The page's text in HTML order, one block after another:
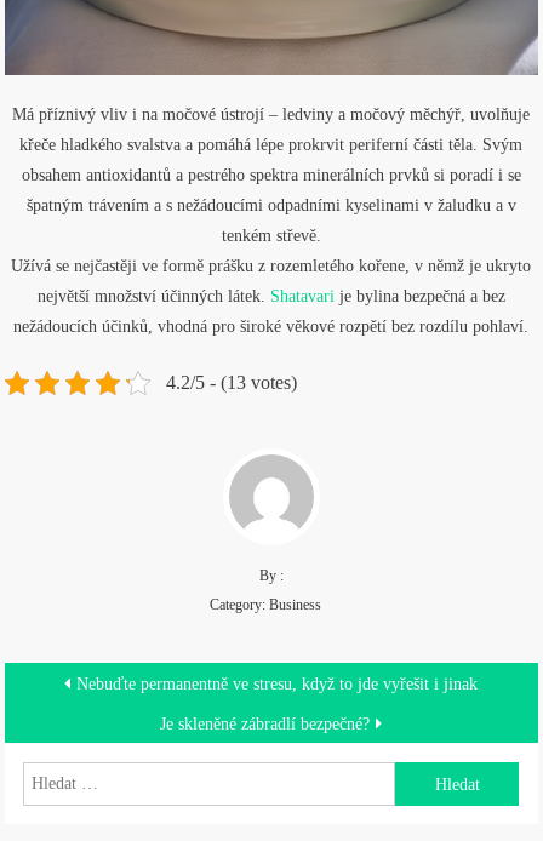
Má příznivý vliv i na močové ústrojí – ledviny a močový měchýř, uvolňuje
křeče hladkého svalstva a pomáhá lépe prokrvit periferní části těla. Svým
obsahem antioxidantů a pestrého spektra minerálních prvků si poradí i se
špatným trávením a s nežádoucími odpadními kyselinami v žaludku a v
tenkém střevě.
Užívá se nejčastěji ve formě prášku z rozemletého kořene, v němž je ukryto
největší množství účinných látek. Shatavarije bylina bezpečná a bez
nežádoucích účinků, vhodná pro široké věkové rozpětí bez rozdílu pohlaví.
4.2/5 - (13 votes)
By :
Category: Business
Navigace
pro
příspěvek
Nebuďte permanentně ve stresu, když to jde vyřešit i jinak
Je skleněné zábradlí bezpečné?
Vyhledávání